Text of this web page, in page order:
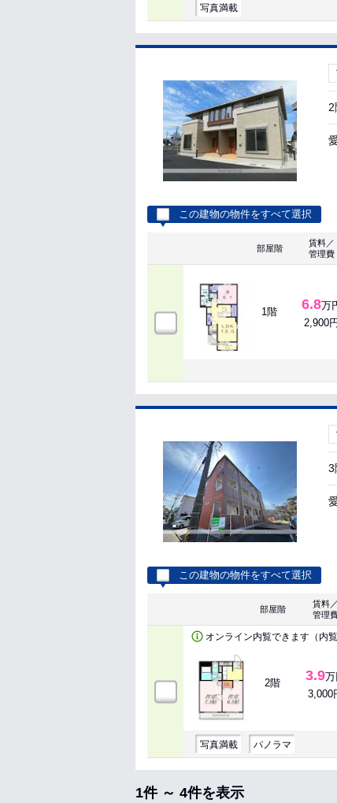
写真満載
2
この建物の物件をすべて選択
部屋階
賃料／
管理費
1階 6.8万
2,900円
3
この建物の物件をすべて選択
部屋階
賃料／
管理
オンライン内覧できます（内覧
2階 3.9万
3,000
写真満載 パノラマ
1件 ～ 4件を表示